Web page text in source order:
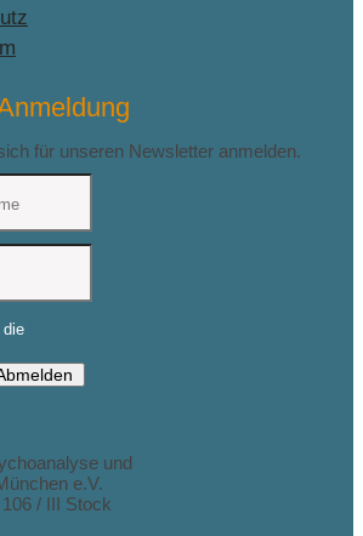
für unseren Newsletter anmelden.
die
und
e.V.
/ III Stock